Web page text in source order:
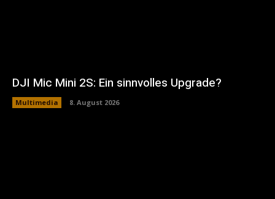
DJI Mic Mini 2S: Ein sinnvolles Upgrade?
Multimedia 8. August 2026